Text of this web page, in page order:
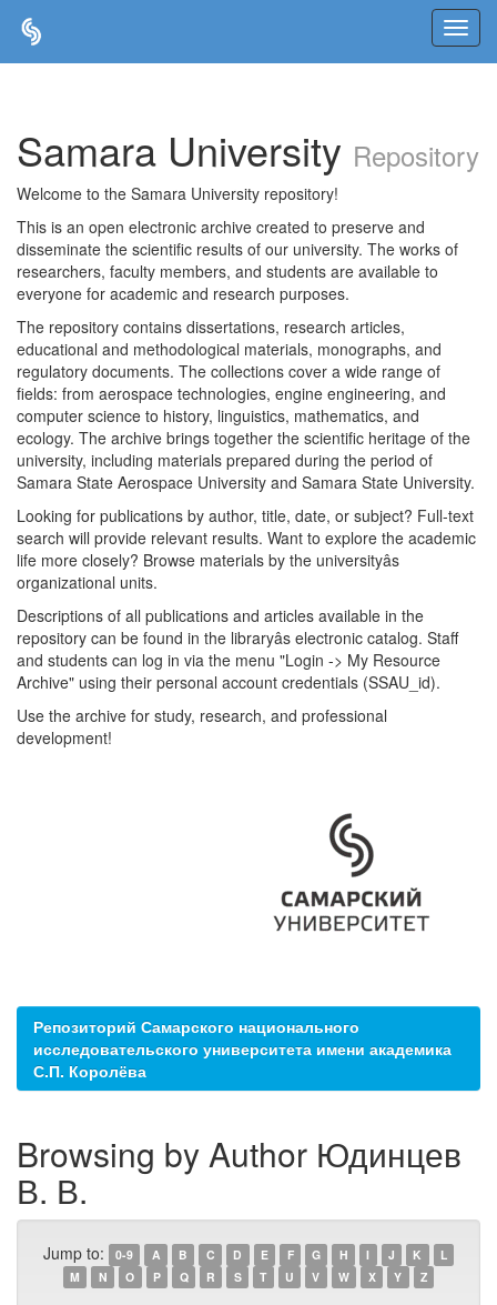
Samara University Repository
Welcome to the Samara University repository!
This is an open electronic archive created to preserve and
disseminate the scientific results of our university. The works of
researchers, faculty members, and students are available to
everyone for academic and research purposes.
The repository contains dissertations, research articles,
educational and methodological materials, monographs, and
regulatory documents. The collections cover a wide range of
fields: from aerospace technologies, engine engineering, and
computer science to history, linguistics, mathematics, and
ecology. The archive brings together the scientific heritage of the
university, including materials prepared during the period of
Samara State Aerospace University and Samara State University.
Looking for publications by author, title, date, or subject? Full-text
search will provide relevant results. Want to explore the academic
life more closely? Browse materials by the universityâs
organizational units.
Descriptions of all publications and articles available in the
repository can be found in the libraryâs electronic catalog. Staff
and students can log in via the menu "Login -> My Resource
Archive" using their personal account credentials (SSAU_id).
Use the archive for study, research, and professional
development!
Репозиторий Самарского национального
исследовательского университета имени академика
С.П. Королёва
Browsing by Author Юдинцев
В. В.
Jump to: 0-9 A B C D E F G H I J K
L
M
N O P Q R S T U V W X Y Z